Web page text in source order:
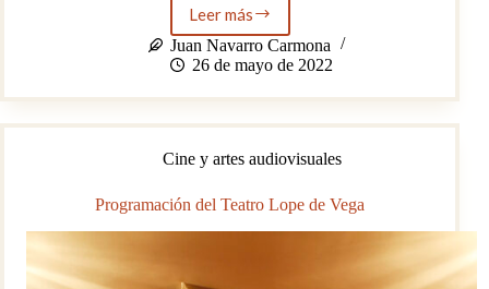
Leer más
I
Ruta
de
Tapa
del
Rojo
de
Almadraba
Juan Navarro Carmona
26 de mayo de 2022
Cine y artes audiovisuales
Programación del Teatro Lope de Vega